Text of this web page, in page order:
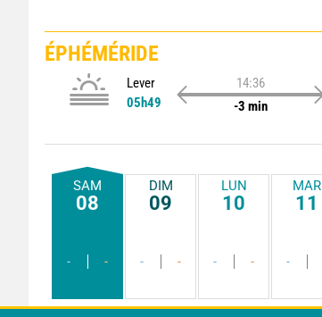
ÉPHÉMÉRIDE
Lever
05h49
14:36
-3 min
SAM
08
- -
DIM
09
- -
LUN
10
- -
MAR
11
-